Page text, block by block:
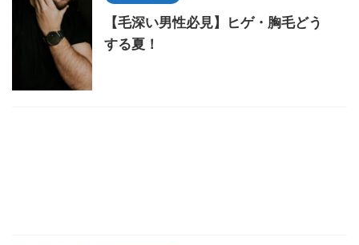
【毛深い男性必見】ヒゲ・胸毛どう
する夏！